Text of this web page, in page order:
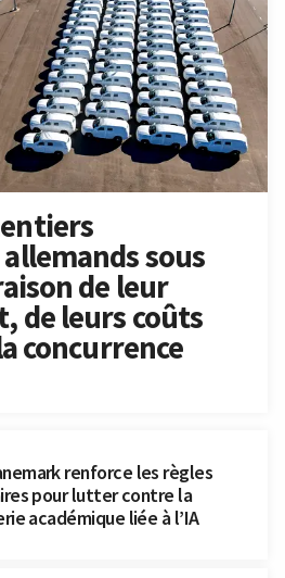
sous
de leur
de leurs coûts
concurrence
renforce les règles
pour lutter contre la
académique liée à l’IA